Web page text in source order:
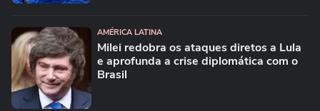
AMÉRICA LATINA
Milei redobra os ataques diretos a Lula
e aprofunda a crise diplomática com o
Brasil